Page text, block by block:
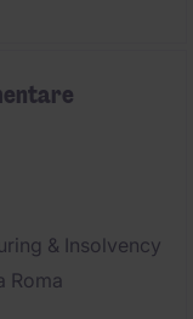
& Insolvency
Roma